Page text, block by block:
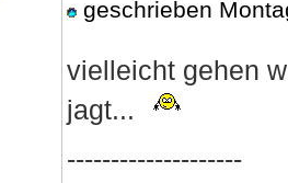
geschrieben
vielleicht gehen
jagt...
--------------------